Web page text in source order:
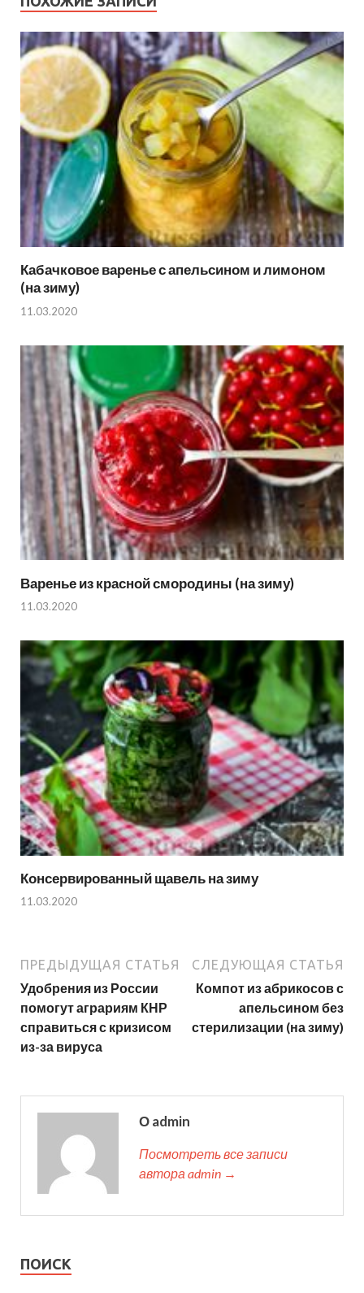
Кабачковое варенье с апельсином и лимоном
(на зиму)
11.03.2020
Варенье из красной смородины (на зиму)
11.03.2020
Консервированный щавель на зиму
11.03.2020
ПРЕДЫДУЩАЯ СТАТЬЯ
Удобрения из России
помогут аграриям КНР
справиться с кризисом
из-за вируса
СЛЕДУЮЩАЯ СТАТЬЯ
Компот из абрикосов с
апельсином без
стерилизации (на зиму)
О admin
Посмотреть все записи
автора admin →
ПОИСК